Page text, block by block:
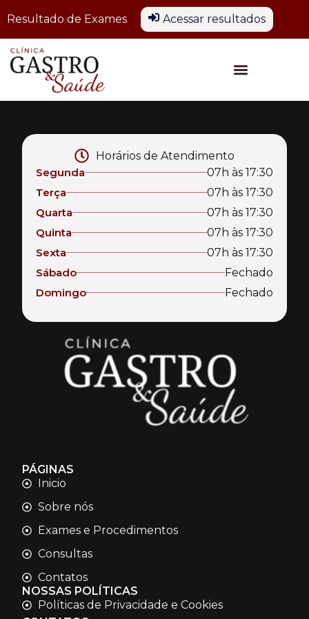
Resultado de Exames Acessar resultados
PÁGINAS
Inicio
Sobre nós
Exames e Procedimentos
Consultas
Contatos
NOSSAS POLÍTICAS
Políticas de Privacidade e Cookies
Horários de Atendimento
Segunda
07h às 17:30
Terça
07h às 17:30
Quarta
07h às 17:30
Quinta
07h às 17:30
Sexta
07h às 17:30
Sábado
Fechado
Domingo
Fechado